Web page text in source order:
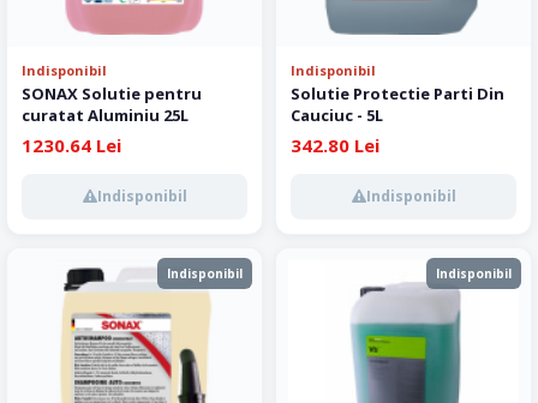
Indisponibil
SONAX Solutie pentru
curatat Aluminiu 25L
1230.64 Lei
Indisponibil
Indisponibil
Solutie Protectie Parti Din
Cauciuc - 5L
342.80 Lei
Indisponibil
Indisponibil Indisponibil